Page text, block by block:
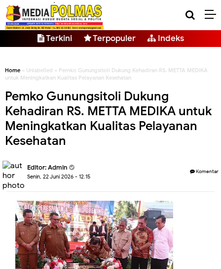
Terkini Terpopuler Indeks
Home » Unlabelled » Pemko Gunungsitoli Dukung Kehadiran RS. METTA MEDIKA
untuk Meningkatkan Kualitas Pelayanan Kesehatan
Pemko Gunungsitoli Dukung
Kehadiran RS. METTA MEDIKA untuk
Meningkatkan Kualitas Pelayanan
Kesehatan
Editor: Admin
Senin, 22 Juni 2026 - 12.15
Komentar